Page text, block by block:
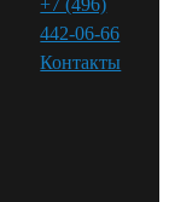
442-06-66
Контакты⁠